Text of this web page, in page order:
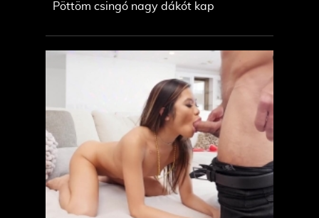
Pöttöm csingó nagy dákót kap